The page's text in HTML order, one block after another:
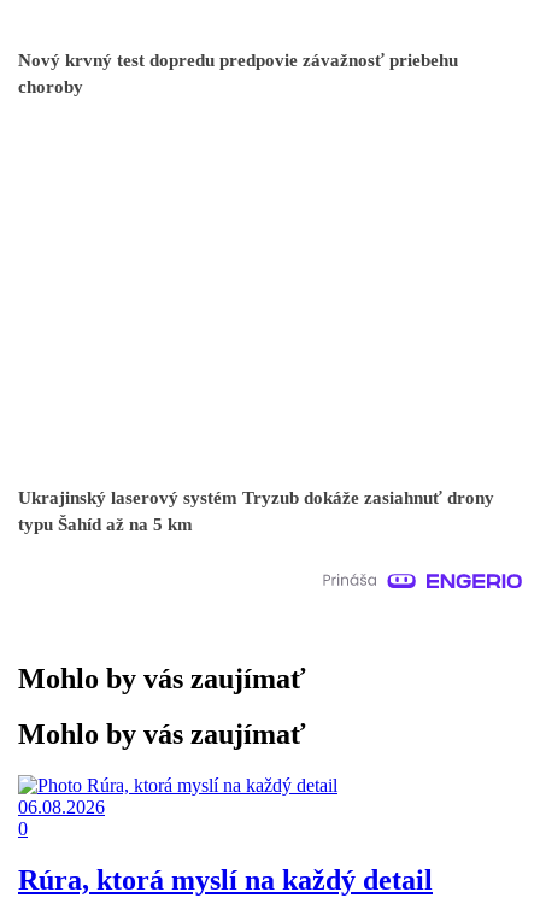
Nový krvný test dopredu predpovie závažnosť priebehu
choroby
Ukrajinský laserový systém Tryzub dokáže zasiahnuť drony
typu Šahíd až na 5 km
Mohlo by vás zaujímať
Mohlo by vás zaujímať
06.08.2026
0
Rúra, ktorá myslí na každý detail